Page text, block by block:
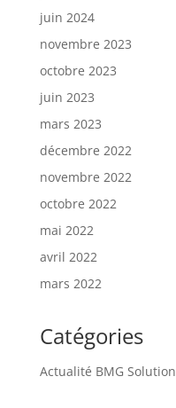
juin 2024
novembre 2023
octobre 2023
juin 2023
mars 2023
décembre 2022
novembre 2022
octobre 2022
mai 2022
avril 2022
mars 2022
Catégories
Actualité BMG Solution